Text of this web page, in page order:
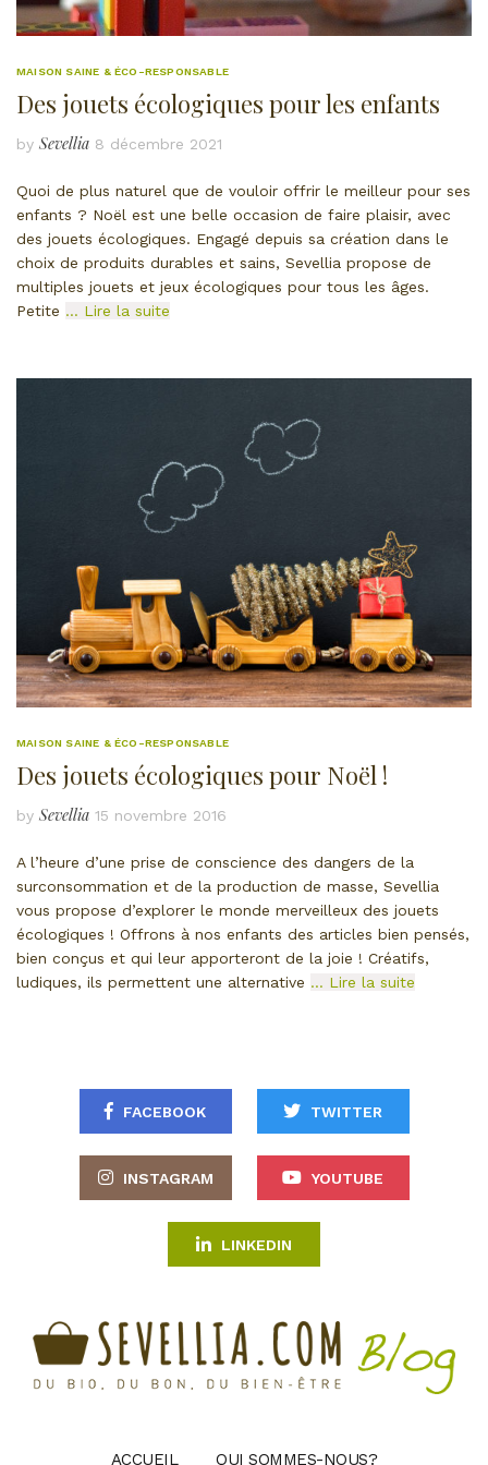
MAISON SAINE & ÉCO-RESPONSABLE
Des jouets écologiques pour les enfants
by Sevellia 8 décembre 2021
Quoi de plus naturel que de vouloir offrir le meilleur pour ses
enfants ? Noël est une belle occasion de faire plaisir, avec
des jouets écologiques. Engagé depuis sa création dans le
choix de produits durables et sains, Sevellia propose de
multiples jouets et jeux écologiques pour tous les âges.
Petite … Lire la suite
MAISON SAINE & ÉCO-RESPONSABLE
Des jouets écologiques pour Noël !
by Sevellia 15 novembre 2016
A l’heure d’une prise de conscience des dangers de la
surconsommation et de la production de masse, Sevellia
vous propose d’explorer le monde merveilleux des jouets
écologiques ! Offrons à nos enfants des articles bien pensés,
bien conçus et qui leur apporteront de la joie ! Créatifs,
ludiques, ils permettent une alternative … Lire la suite
FACEBOOK TWITTER
INSTAGRAM YOUTUBE
LINKEDIN
ACCUEIL QUI SOMMES-NOUS?